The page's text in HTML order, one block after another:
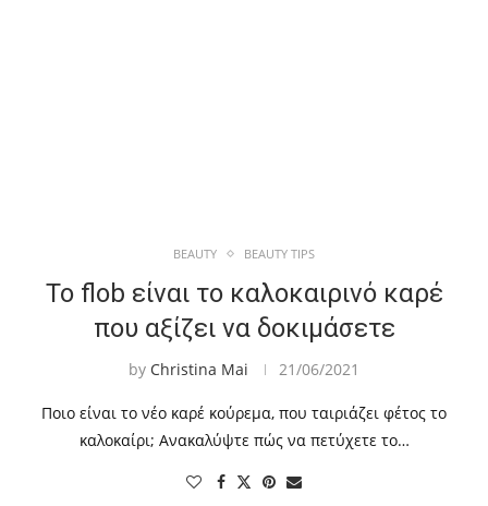
BEAUTY BEAUTY TIPS
Το flob είναι το καλοκαιρινό καρέ
που αξίζει να δοκιμάσετε
by Christina Mai 21/06/2021
Ποιο είναι το νέο καρέ κούρεμα, που ταιριάζει φέτος το
καλοκαίρι; Ανακαλύψτε πώς να πετύχετε το…